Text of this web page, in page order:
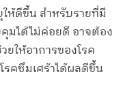
ห้ดีขึ้น สำหรับรายที่มี
มได้ไม่ค่อยดี อาจต้อง
ให้อาการของโรค
รคซึมเศร้าได้ผลดีขึ้น